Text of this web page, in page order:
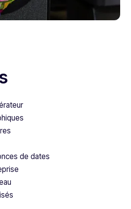
de dates